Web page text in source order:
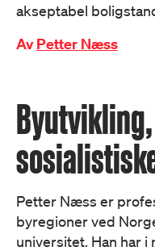
akseptabel
AvPetter Næss
Petter Næss er
byregioner ved
universitet. Han har